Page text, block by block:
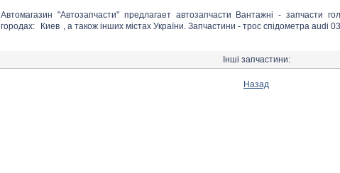
Автомагазин "Автозапчасти" предлагает автозапчасти Вантажні - запчасти
городах:
Киев , а також інших містах України. Запчастини - трос спідометра audi
Інші запчастини:
Назад